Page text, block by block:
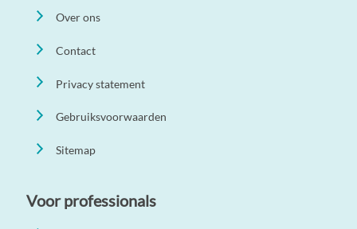
Over ons
Contact
Privacy statement
Gebruiksvoorwaarden
Sitemap
Voor professionals